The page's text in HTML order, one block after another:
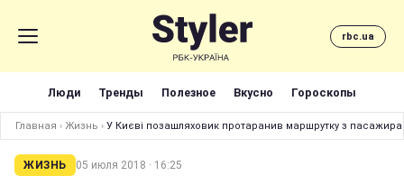
rbc.ua
Люди Тренды Полезное Вкусно Гороскопы
Главная › Жизнь › У Києві позашляховик протаранив маршрутку з
ЖИЗНЬ 05 июля 2018 · 16:25